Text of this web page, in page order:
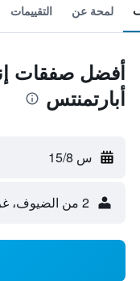
لمحة عن التقييمات
أفضل صفقات
أبارتمنتس
س 15/8
2 من الضيوف، غرفة واحدة